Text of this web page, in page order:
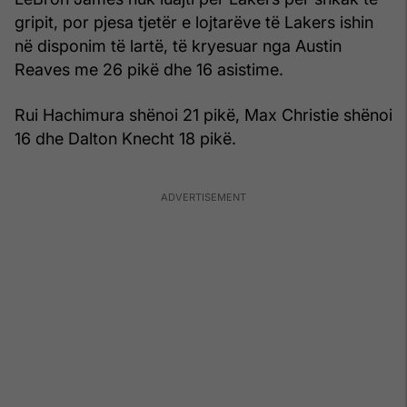
gripit, por pjesa tjetër e lojtarëve të Lakers ishin
në disponim të lartë, të kryesuar nga Austin
Reaves me 26 pikë dhe 16 asistime.
Rui Hachimura shënoi 21 pikë, Max Christie shënoi
16 dhe Dalton Knecht 18 pikë.